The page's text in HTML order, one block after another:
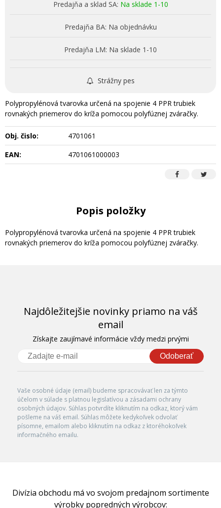
Predajňa a sklad SA: Na sklade 1-10
Predajňa BA: Na objednávku
Predajňa LM: Na sklade 1-10
Strážny pes
Polypropylénová tvarovka určená na spojenie 4 PPR trubiek
rovnakých priemerov do kríža pomocou polyfúznej zváračky.
Obj. čislo:
4701061
EAN:
4701061000003
Popis položky
Polypropylénová tvarovka určená na spojenie 4 PPR trubiek
rovnakých priemerov do kríža pomocou polyfúznej zváračky.
Najdôležitejšie novinky priamo na váš
email
Získajte zaujímavé informácie vždy medzi prvými
Odoberať
Vaše osobné údaje (email) budeme spracovávať len za týmto
účelom v súlade s platnou legislatívou a zásadami ochrany
osobných údajov. Súhlas potvrdíte kliknutím na odkaz, ktorý vám
pošleme na váš email. Súhlas môžete kedykoľvek odvolať
písomne, emailom alebo kliknutím na odkaz z ktoréhokoľvek
informačného emailu.
Divízia obchodu má vo svojom predajnom sortimente
výrobky popredných výrobcov: